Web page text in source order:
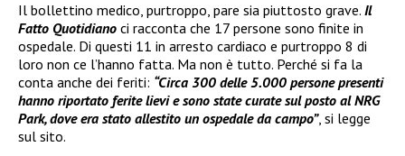
Il bollettino medico, purtroppo, pare sia piuttosto grave. Il
Fatto Quotidiano ci racconta che 17 persone sono finite in
ospedale. Di questi 11 in arresto cardiaco e purtroppo 8 di
loro non ce l’hanno fatta. Ma non è tutto. Perché si fa la
conta anche dei feriti: “Circa 300 delle 5.000 persone presenti
hanno riportato ferite lievi e sono state curate sul posto al NRG
Park, dove era stato allestito un ospedale da campo”, si legge
sul sito.